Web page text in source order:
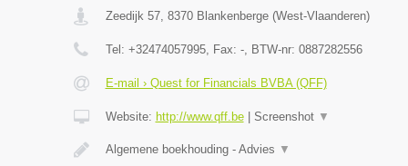
Zeedijk 57, 8370 Blankenberge(West-Vlaanderen)
Tel: +32474057995, Fax: -, BTW-nr: 0887282556
E-mail › Quest for Financials BVBA (QFF)
Website: http://www.qff.be| Screenshot ▼
Algemene boekhouding - Advies ▼